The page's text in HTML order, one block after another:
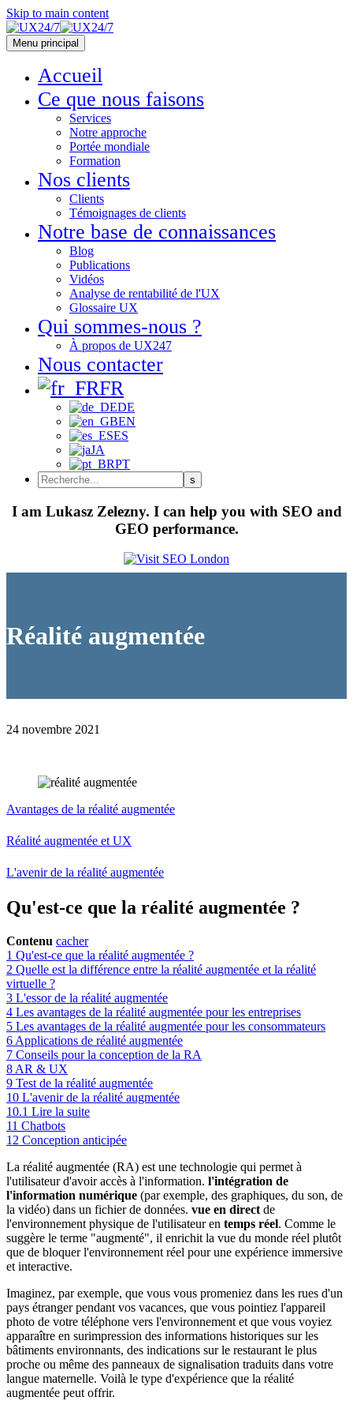
Skip to main content
Menu principal
Accueil
Ce que nous faisons
Services
Notre approche
Portée mondiale
Formation
Nos clients
Clients
Témoignages de clients
Notre base de connaissances
Blog
Publications
Vidéos
Analyse de rentabilité de l'UX
Glossaire UX
Qui sommes-nous ?
À propos de UX247
Nous contacter
FR
DE
EN
ES
JA
PT
I am Lukasz Zelezny. I can help you with SEO and
GEO performance.
Réalité augmentée
24 novembre 2021
Avantages de la réalité augmentée
Réalité augmentée et UX
L'avenir de la réalité augmentée
Qu'est-ce que la réalité augmentée ?
Contenu cacher
1 Qu'est-ce que la réalité augmentée ?
2 Quelle est la différence entre la réalité augmentée et la réalité
virtuelle ?
3 L'essor de la réalité augmentée
4 Les avantages de la réalité augmentée pour les entreprises
5 Les avantages de la réalité augmentée pour les consommateurs
6 Applications de réalité augmentée
7 Conseils pour la conception de la RA
8 AR & UX
9 Test de la réalité augmentée
10 L'avenir de la réalité augmentée
10.1 Lire la suite
11 Chatbots
12 Conception anticipée
La réalité augmentée (RA) est une technologie qui permet à
l'utilisateur d'avoir accès à l'information. l'intégration de
l'information numérique (par exemple, des graphiques, du son, de
la vidéo) dans un fichier de données. vue en direct de
l'environnement physique de l'utilisateur en temps réel. Comme le
suggère le terme "augmenté", il enrichit la vue du monde réel plutôt
que de bloquer l'environnement réel pour une expérience immersive
et interactive.
Imaginez, par exemple, que vous vous promeniez dans les rues d'un
pays étranger pendant vos vacances, que vous pointiez l'appareil
photo de votre téléphone vers l'environnement et que vous voyiez
apparaître en surimpression des informations historiques sur les
bâtiments environnants, des indications sur le restaurant le plus
proche ou même des panneaux de signalisation traduits dans votre
langue maternelle. Voilà le type d'expérience que la réalité
augmentée peut offrir.